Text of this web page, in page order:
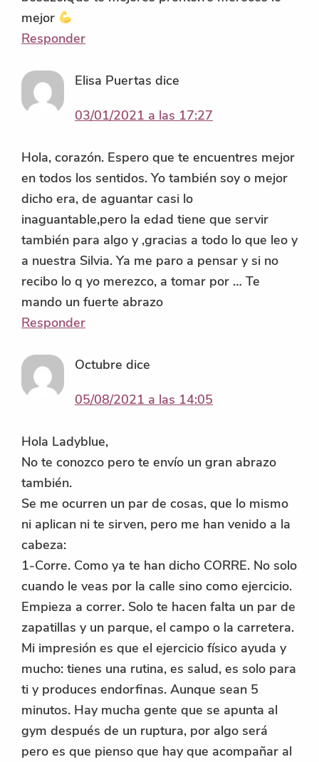
mejor
Responder
Elisa Puertas dice
03/01/2021 a las 17:27
Hola, corazón. Espero que te encuentres mejor
en todos los sentidos. Yo también soy o mejor
dicho era, de aguantar casi lo
inaguantable,pero la edad tiene que servir
también para algo y ,gracias a todo lo que leo y
a nuestra Silvia. Ya me paro a pensar y si no
recibo lo q yo merezco, a tomar por … Te
mando un fuerte abrazo
Responder
Octubre dice
05/08/2021 a las 14:05
Hola Ladyblue,
No te conozco pero te envío un gran abrazo
también.
Se me ocurren un par de cosas, que lo mismo
ni aplican ni te sirven, pero me han venido a la
cabeza:
1-Corre. Como ya te han dicho CORRE. No solo
cuando le veas por la calle sino como ejercicio.
Empieza a correr. Solo te hacen falta un par de
zapatillas y un parque, el campo o la carretera.
Mi impresión es que el ejercicio físico ayuda y
mucho: tienes una rutina, es salud, es solo para
ti y produces endorfinas. Aunque sean 5
minutos. Hay mucha gente que se apunta al
gym después de un ruptura, por algo será
pero es que pienso que hay que acompañar al